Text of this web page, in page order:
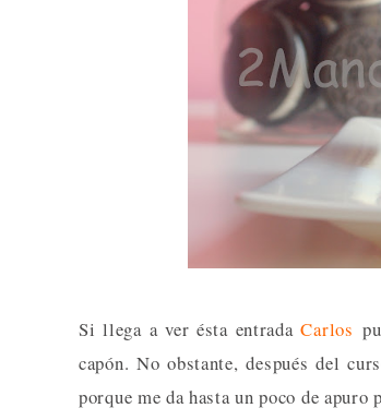
Si llega a ver ésta entradaCarlos
capón. No obstante, después del
porque me da hasta un poco de